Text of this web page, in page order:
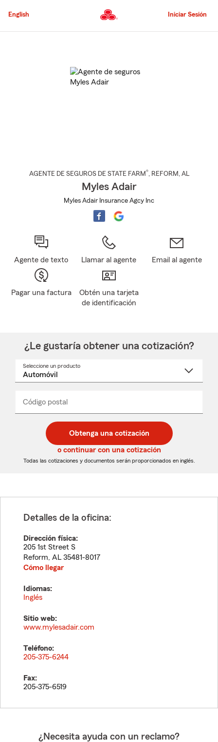
al
principal
English Iniciar Sesión
AGENTE DE SEGUROS DE STATE FARM®, REFORM , AL
Myles Adair
Myles Adair Insurance Agcy Inc
Agente de texto Llamar al agente Email al agente
Pagar una factura
Obtén una tarjeta
de identificación
¿Le gustaría obtener una cotización?
Seleccione un producto
desplegable
Código postal
de
5
dígitos
de
5
dígitos
_____
Obtenga una cotización
o continuar con una cotización
Todas las cotizaciones y documentos serán proporcionados en inglés.
Detalles de la oficina:
Dirección física:
205 1st Street S
Reform, AL 35481-8017
Cómo llegar
Idiomas:
Inglés
Sitio web:
www.mylesadair.com
Teléfono:
205-375-6244
Fax:
205-375-6519
¿Necesita ayuda con un reclamo?